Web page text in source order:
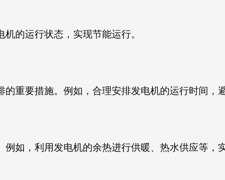
的运行状态，实现节能运行。
重要措施。例如，合理安排发电机的运行时间，
如，利用发电机的余热进行供暖、热水供应等，